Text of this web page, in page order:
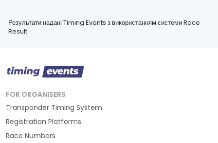
Результати надані Timing Events з використанням системи Race
Result
FOR ORGANISERS
Transponder Timing System
Registration Platforms
Race Numbers